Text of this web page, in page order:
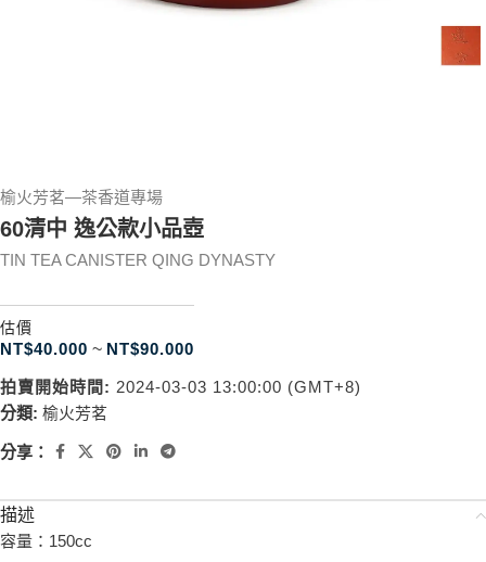
榆火芳茗—茶香道專場
60清中 逸公款小品壺
TIN TEA CANISTER QING DYNASTY
估價
NT$40.000 ~ NT$90.000
拍賣開始時間: 2024-03-03 13:00:00 (GMT+8)
分類: 榆火芳茗
分享：
描述
容量：150cc